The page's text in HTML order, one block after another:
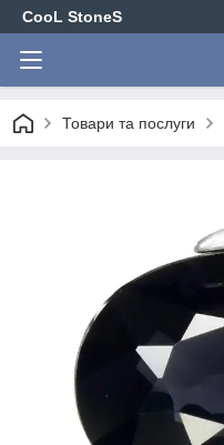
CooL StoneS
Товари та послуги